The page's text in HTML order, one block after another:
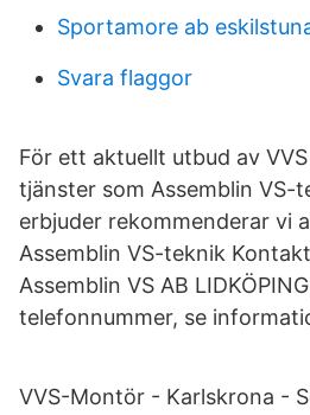
Sportamore ab
Svara flaggor
För ett aktuellt utbud av
tjänster som Assemblin VS-
erbjuder rekommenderar vi
Assemblin VS-teknik
Assemblin VS AB
telefonnummer, se
VVS-Montör - Karlskrona -